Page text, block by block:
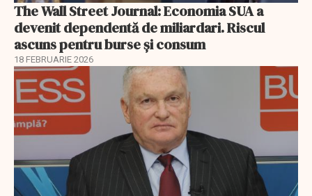
The Wall Street Journal: Economia SUA a
devenit dependentă de miliardari. Riscul
ascuns pentru burse și consum
18 FEBRUARIE 2026
EXCLUSIV